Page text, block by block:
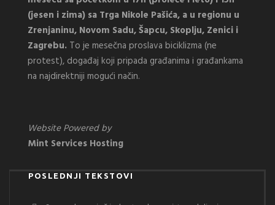
(jesen i zima) sa Trga Nikole Pašića, a u regionu u
Zrenjaninu, Novom Sadu, Šapcu, Skoplju, Zenici i
Zagrebu. To je mesečna proslava biciklizma (ne
protest), događaj koji pripada građanima i građankama
na najdirektniji mogući način.
Website Powered by
Mint Services Hosting
POSLEDNJI TEKSTOVI